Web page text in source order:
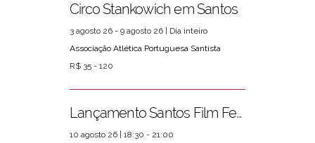
Circo Stankowich em Santos
3 agosto 26 - 9 agosto 26 | Dia inteiro
Associação Atlética Portuguesa Santista
R$ 35 - 120
Lançamento Santos Film Fest
10 agosto 26 | 18:30 - 21:00